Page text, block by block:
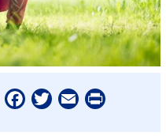
Facebook
Twitter
EmailPrint